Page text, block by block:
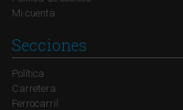
Mi cuenta
Secciones
Política
Carretera
Ferrocarril